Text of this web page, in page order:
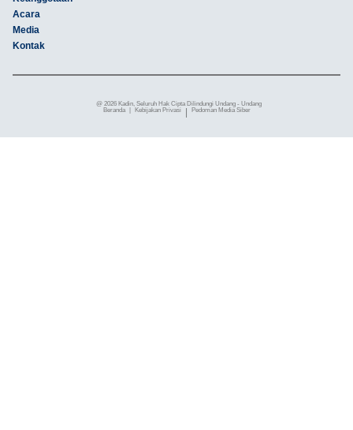
Acara
Media
Kontak
@ 2026 Kadin, Seluruh Hak Cipta Dilindungi Undang - Undang
Beranda
Kebijakan Privasi Pedoman Media Siber